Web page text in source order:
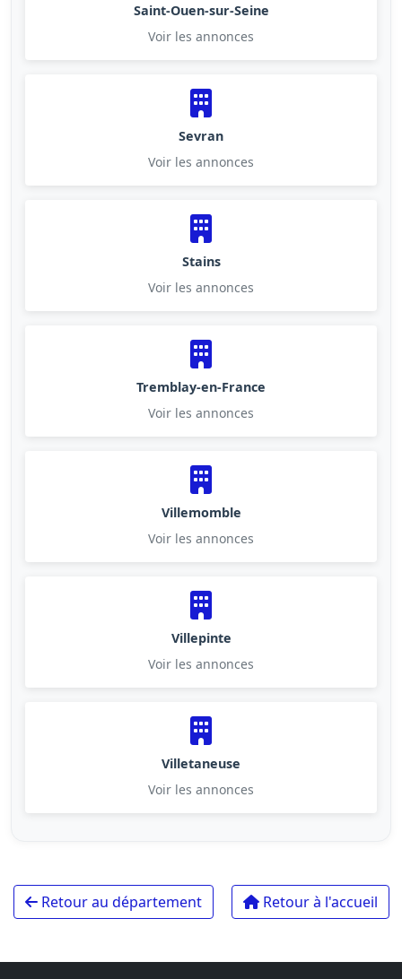
Saint-Ouen-sur-Seine
Voir les annonces
Sevran
Voir les annonces
Stains
Voir les annonces
Tremblay-en-France
Voir les annonces
Villemomble
Voir les annonces
Villepinte
Voir les annonces
Villetaneuse
Voir les annonces
Retour au département Retour à l'accueil